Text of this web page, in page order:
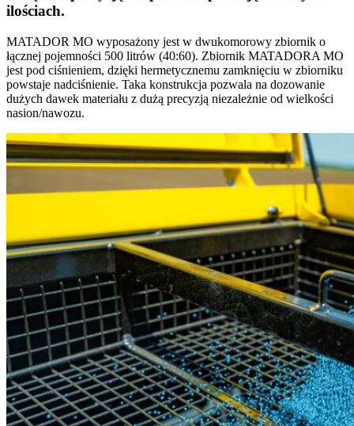
ilościach.
MATADOR MO wyposażony jest w dwukomorowy zbiornik o
łącznej pojemności 500 litrów (40:60). Zbiornik MATADORA MO
jest pod ciśnieniem, dzięki hermetycznemu zamknięciu w zbiorniku
powstaje nadciśnienie. Taka konstrukcja pozwala na dozowanie
dużych dawek materiału z dużą precyzją niezależnie od wielkości
nasion/nawozu.